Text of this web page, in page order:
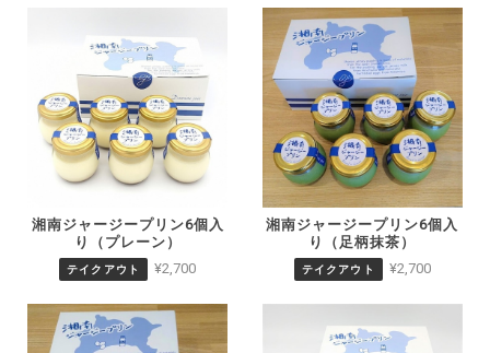
湘南ジャージープリン6個入
り（プレーン）
テイクアウト ¥2,700
湘南ジャージープリン6個入
り（足柄抹茶）
テイクアウト ¥2,700